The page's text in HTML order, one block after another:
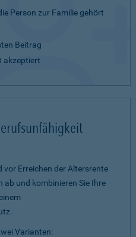
Person zur Familie gehört
Beitrag
akzeptiert
Erreichen der Altersrente
ab und kombinieren Sie Ihre
Varianten: